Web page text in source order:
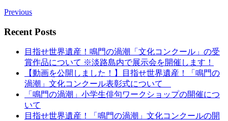
Previous
Recent Posts
目指せ世界遺産！鳴門の渦潮「文化コンクール」の受
賞作品について ※淡路島内で展示会を開催します！
【動画を公開しました！】目指せ世界遺産！「鳴門の
渦潮」文化コンクール表彰式について
「鳴門の渦潮」小学生俳句ワークショップの開催につ
いて
目指せ世界遺産！「鳴門の渦潮」文化コンクールの開